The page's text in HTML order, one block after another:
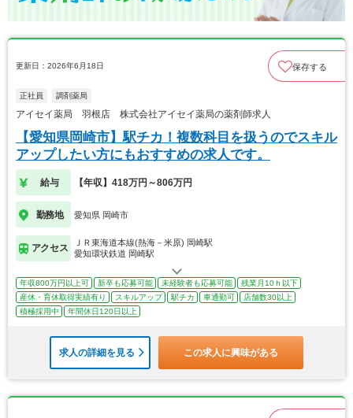
更新日：2026年6月18日 保存する
正社員 調剤薬局
アイセイ薬局 羽根店 株式会社アイセイ薬局の薬剤師求人
【愛知県岡崎市】駅チカ！複数科目を扱うのでスキル
アップしたい方にもおすすめの求人です。
給与 【年収】418万円～806万円
勤務地 愛知県 岡崎市
アクセス
ＪＲ東海道本線(熱海－米原) 岡崎駅
愛知環状鉄道 岡崎駅
年収800万円以上可 新卒も応募可能 未経験者も応募可能
残業月10ｈ以下
産休・育休取得実績有り
スキルアップ 駅チカ 車通勤可
店舗数30以上
積極採用中
年間休日120日以上
求人の詳細を見る この求人に興味がある